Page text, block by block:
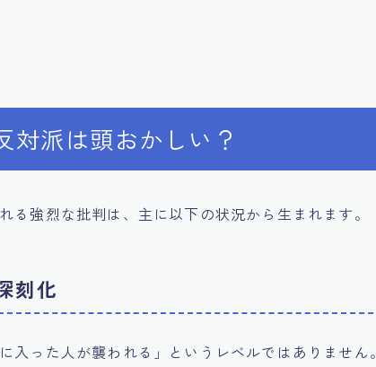
対派は頭おかしい？
る強烈な批判は、主に以下の状況から生まれます。
刻化
入った人が襲われる」というレベルではありません。